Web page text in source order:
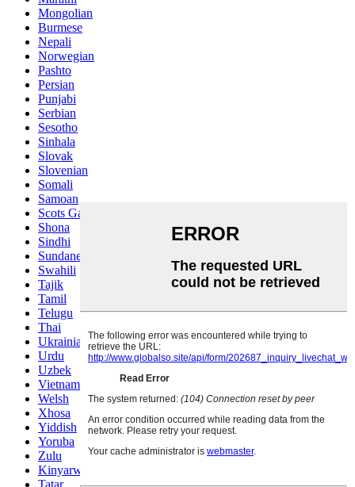
Mongolian
Burmese
Nepali
Norwegian
Pashto
Persian
Punjabi
Serbian
Sesotho
Sinhala
Slovak
Slovenian
Somali
Samoan
Scots Gaelic
Shona
Sindhi
Sundanese
Swahili
Tajik
Tamil
Telugu
Thai
Ukrainian
Urdu
Uzbek
Vietnamese
Welsh
Xhosa
Yiddish
Yoruba
Zulu
Kinyarwanda
Tatar